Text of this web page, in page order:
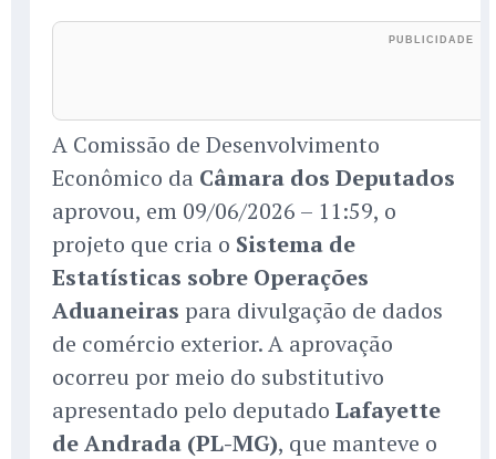
A Comissão de Desenvolvimento
Econômico da Câmara dos Deputados
aprovou, em 09/06/2026 – 11:59, o
projeto que cria o Sistema de
Estatísticas sobre Operações
Aduaneiras para divulgação de dados
de comércio exterior. A aprovação
ocorreu por meio do substitutivo
apresentado pelo deputado Lafayette
de Andrada (PL-MG), que manteve o